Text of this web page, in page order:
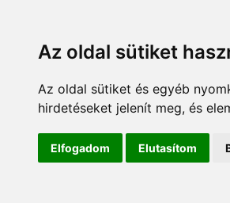
Az oldal sütiket
Az oldal sütiket és egyéb
hirdetéseket jelenít meg, és
Elfogadom Elutasítom